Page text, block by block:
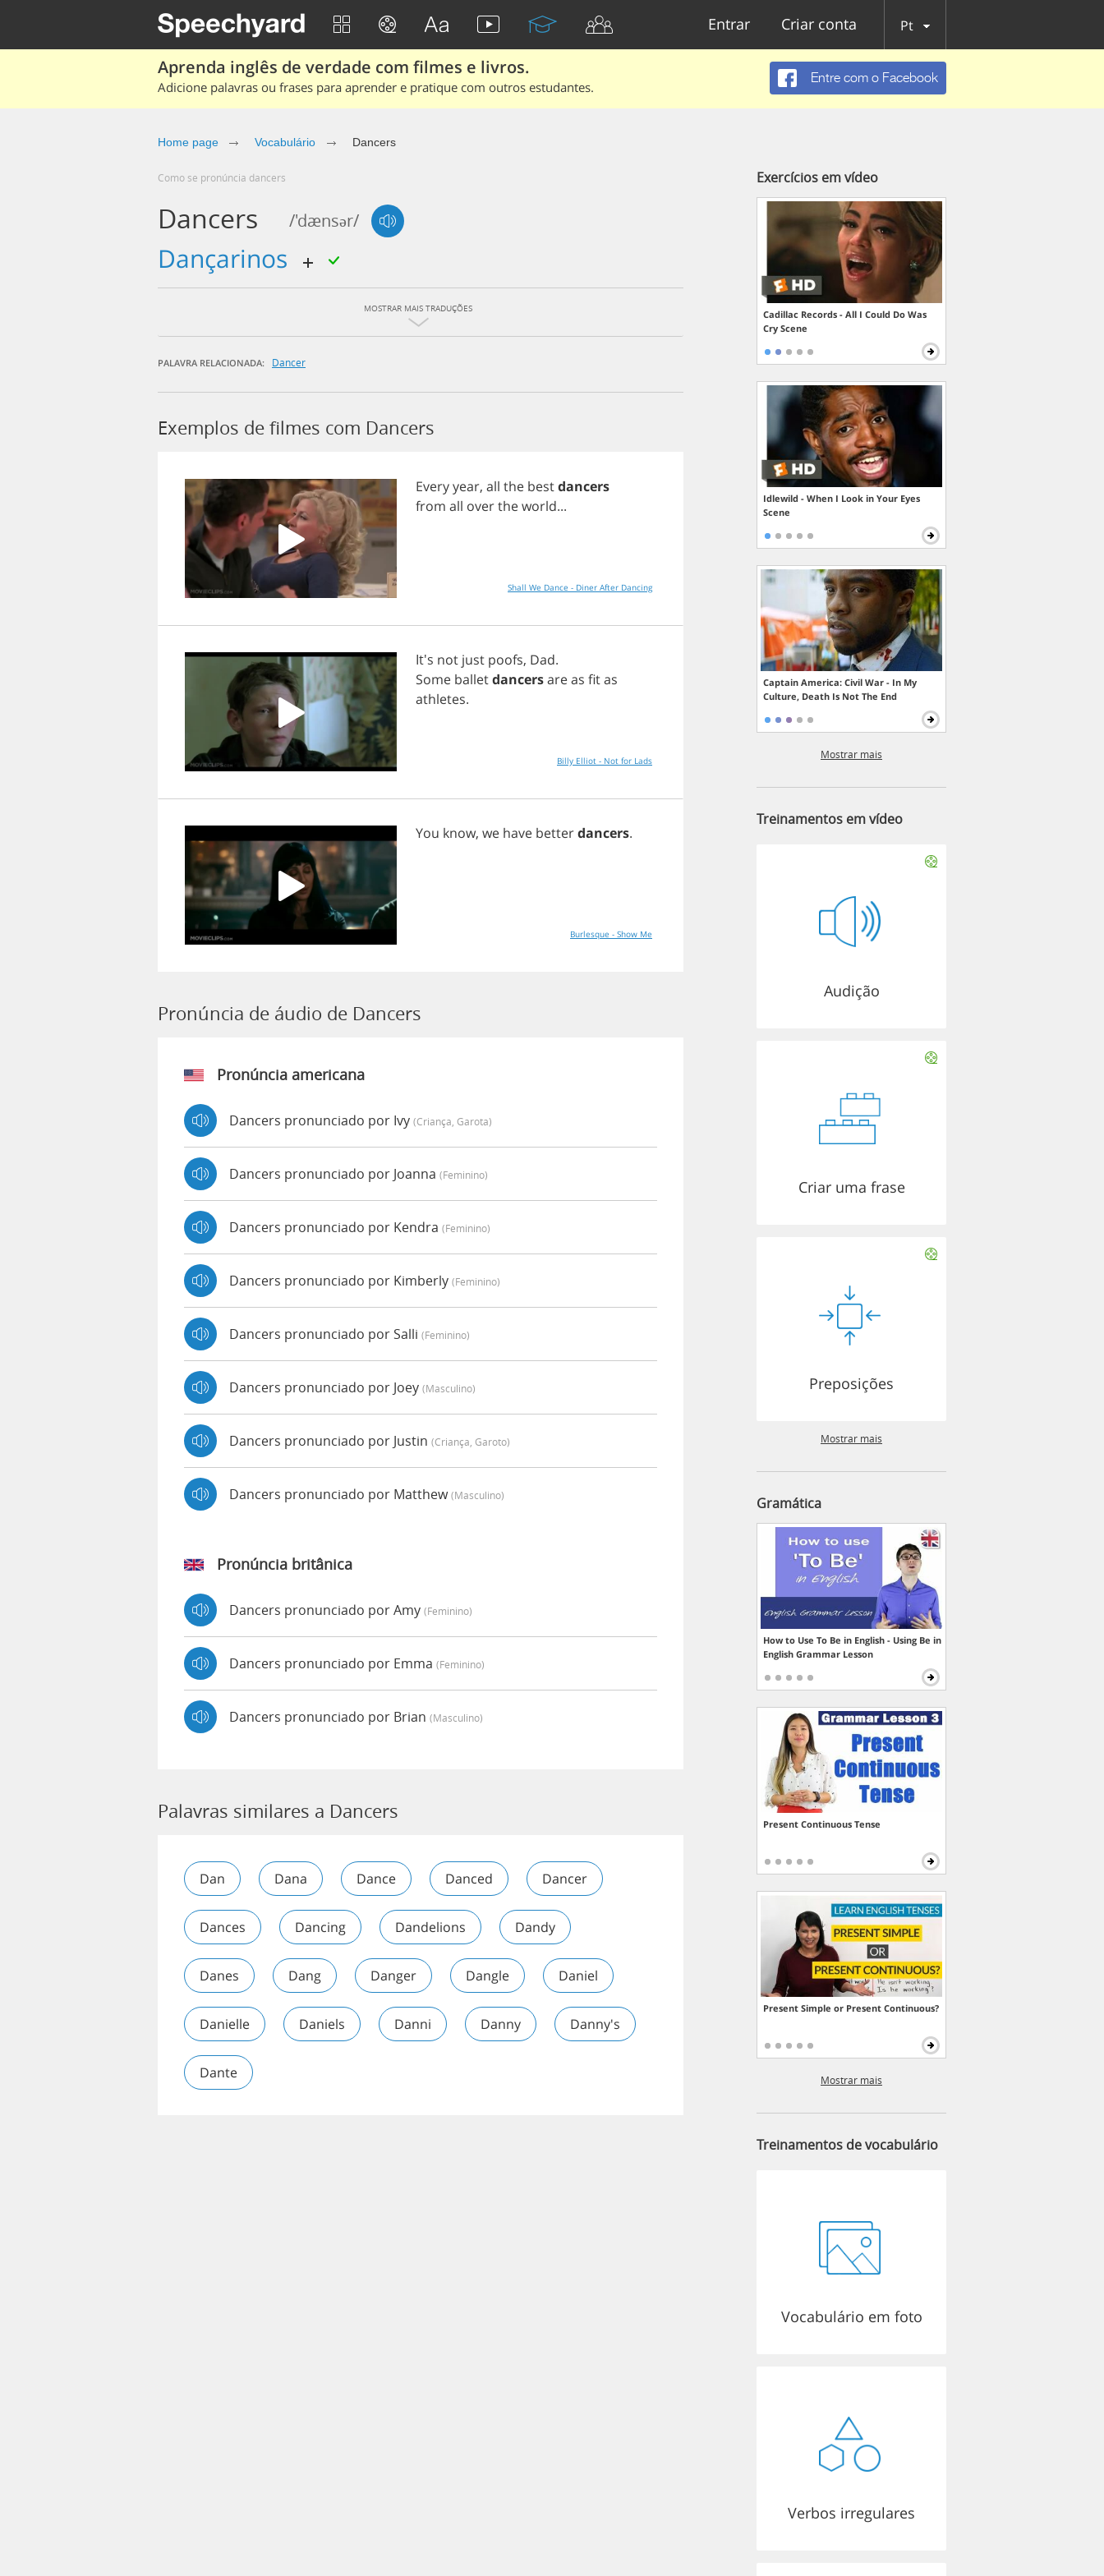
Entrar Criar conta Pt
Aprenda inglês de verdade com filmes e livros.
Adicione palavras ou frases para aprender e pratique com outros estudantes.
Entre com o Facebook
Home page Vocabulário Dancers
Como se pronúncia dancers
Dancers /'dænsər/
dançarinos
MOSTRAR MAIS TRADUÇÕES
PALAVRA RELACIONADA: Dancer
Exemplos de filmes com Dancers
Everyyear, all the bestdancers
from all overtheworld...
Shall We Dance - Diner After Dancing
It's not just poofs, Dad.
Some balletdancersareas fitas
athletes.
Billy Elliot - Not for Lads
You know, we have betterdancers.
Burlesque - Show Me
Pronúncia de áudio de Dancers
Pronúncia americana
Dancers pronunciado por Ivy (criança, Garota)
Dancers pronunciado por Joanna (feminino)
Dancers pronunciado por Kendra (feminino)
Dancers pronunciado por Kimberly (feminino)
Dancers pronunciado por Salli (feminino)
Dancers pronunciado por Joey (masculino)
Dancers pronunciado por Justin (criança, Garoto)
Dancers pronunciado por Matthew(masculino)
Pronúncia britânica
Dancers pronunciado por Amy (feminino)
Dancers pronunciado por Emma (feminino)
Dancers pronunciado por Brian (masculino)
Palavras similares a Dancers
Dan Dana Dance Danced Dancer
Dances Dancing Dandelions Dandy
Danes Dang Danger Dangle Daniel
Danielle Daniels Danni Danny Danny's
Dante
Exercícios em vídeo
Cadillac Records - All I Could Do Was
Cry Scene
Idlewild - When I Look in Your Eyes
Scene
Captain America: Civil War - In My
Culture, Death Is Not The End
Mostrar mais
Treinamentos em vídeo
Audição
Criar uma frase
Preposições
Mostrar mais
Gramática
How to Use To Be in English - Using Be in
English Grammar Lesson
Present Continuous Tense
Present Simple or Present Continuous?
Mostrar mais
Treinamentos de vocabulário
Vocabulário em foto
Verbos irregulares